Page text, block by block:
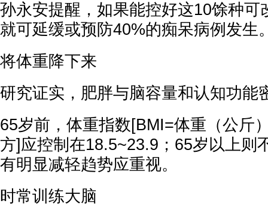
孙永安提醒，如果能控好这10馀种可
就可延缓或预防40%的痴呆病例发生
将体重降下来
研究证实，肥胖与脑容量和认知功能
65岁前，体重指数[BMI=体重（公斤
方]应控制在18.5~23.9；65岁以上则
有明显减轻趋势应重视。
时常训练大脑